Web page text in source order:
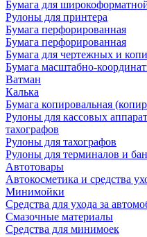
Бумага для
Рулоны для принтера
Бумага перфорированная
Бумага перфорированная
Бумага для чертежных и
Бумага масштабно-
Ватман
Калька
Бумага копировальная
Рулоны для кассовых
тахографов
Рулоны для тахографов
Рулоны для терминалов и
Автотовары
Автокосметика и средства
Минимойки
Средства для ухода за
Смазочные материалы
Средства для минимоек